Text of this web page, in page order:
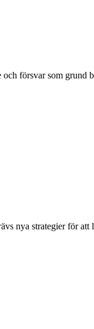
och försvar som
nya strategier för att